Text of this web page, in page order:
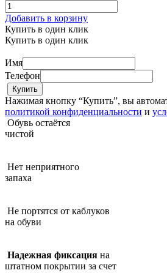
Добавить в корзину
Купить в один клик
Купить в один клик
Имя
Телефон
Нажимая кнопку “Купить”, вы
политикой конфиденциальности и
Обувь остаётся
чистой
Нет неприятного
запаха
Не портятся от каблуков
на обуви
Надежная фиксация на
штатном покрытии за счет